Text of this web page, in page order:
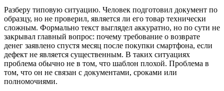
Разберу типовую ситуацию. Человек подготовил документ по
образцу, но не проверил, является ли его товар технически
сложным. Формально текст выглядел аккуратно, но по сути не
закрывал главный вопрос: почему требование о возврате
денег заявлено спустя месяц после покупки смартфона, если
дефект не является существенным. В таких ситуациях
проблема обычно не в том, что шаблон плохой. Проблема в
том, что он не связан с документами, сроками или
полномочиями.